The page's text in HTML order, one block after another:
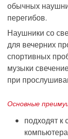
обычных
перегибов.
Наушники со
для вечерних
спортивных
музыки
при
Основные
подходят